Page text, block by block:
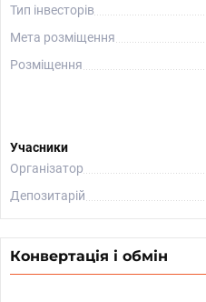
Тип інвесторів
Мета розміщення
Розміщення
Учасники
Організатор
Депозитарій
Конвертація і обмін